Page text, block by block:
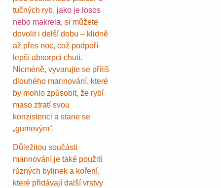
tučných ryb, jako je losos
nebo makrela, si můžete
dovolit i delší dobu – klidně
až přes noc, což podpoří
lepší absorpci chutí.
Nicméně, vyvarujte se příliš
dlouhého marinování, které
by mohlo způsobit, že rybí
maso ztratí svou
konzistenci a stane se
„gumovým“.
Důležitou součástí
marinování je také použití
různých bylinek a koření,
které přidávají další vrstvy